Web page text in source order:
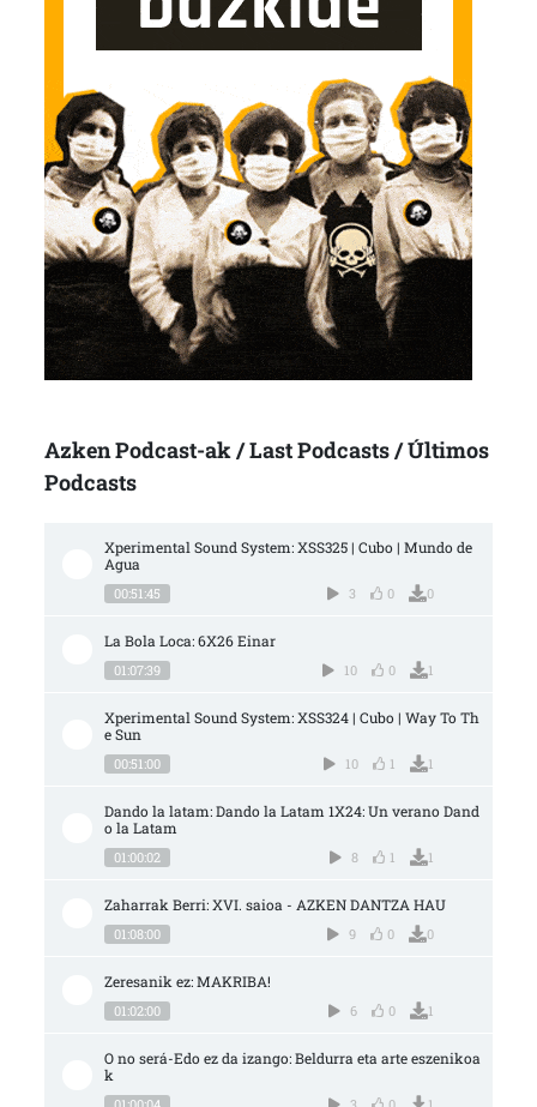
Azken Podcast-ak / Last Podcasts / Últimos
Podcasts
Xperimental Sound System: XSS325 | Cubo | Mundo de
Agua
00:51:45 3 0 0
La Bola Loca: 6X26 Einar
01:07:39 10 0 1
Xperimental Sound System: XSS324 | Cubo | Way To Th
e Sun
00:51:00 10 1 1
Dando la latam: Dando la Latam 1X24: Un verano Dand
o la Latam
01:00:02 8 1 1
Zaharrak Berri: XVI. saioa - AZKEN DANTZA HAU
01:08:00 9 0 0
Zeresanik ez: MAKRIBA!
01:02:00 6 0 1
O no será-Edo ez da izango: Beldurra eta arte eszenikoa
k